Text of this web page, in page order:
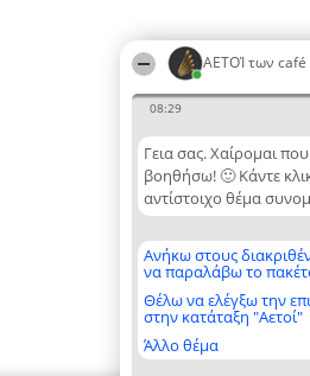
ΑΕΤΟΊ των café
08:29
Γεια σας. Χαίρομαι
βοηθήσω! 🙂 Κάντε
αντίστοιχο θέμα
Ανήκω στους
να παραλάβω το
Θέλω να ελέγξω την
στην κατάταξη "Αετοί"
Άλλο θέμα